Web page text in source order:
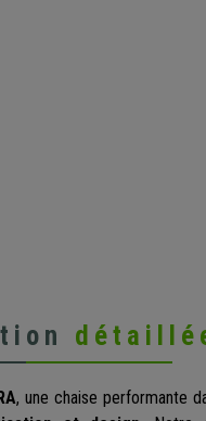
, une chaise performante